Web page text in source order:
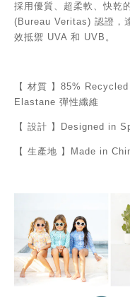
採用優質、超柔軟、快乾
(Bureau Veritas) 認證，
效抵禦 UVA 和 UVB。
【 材質 】85%
Elastane 彈性纖維
【 設計 】Designed in
【 生產地 】Made in